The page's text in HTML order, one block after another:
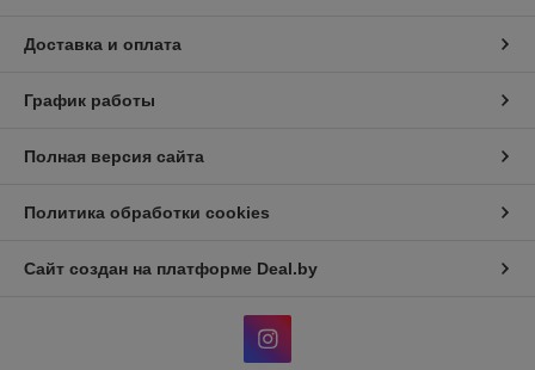
Доставка и оплата
График работы
Полная версия сайта
Политика обработки cookies
Сайт создан на платформе Deal.by